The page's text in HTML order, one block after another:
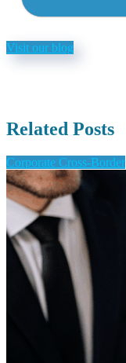
Visit our blog
Related Posts
Corporate Cross-Border